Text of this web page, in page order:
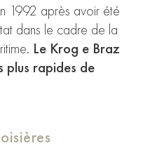
1992 après avoir été
dans le cadre de la
Le Krog e Braz
plus rapides de